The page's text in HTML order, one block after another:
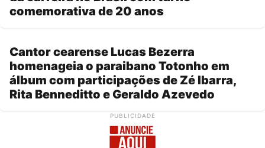
comemorativa de 20 anos
Cantor cearense Lucas Bezerra
homenageia o paraibano Totonho em
álbum com participações de Zé Ibarra,
Rita Benneditto e Geraldo Azevedo
PUBLICIDADE